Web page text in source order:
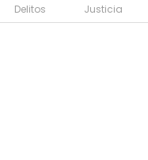
Delitos Justicia